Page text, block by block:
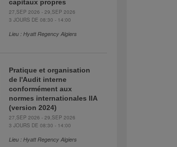
capitaux propres
27,SEP 2026 - 29,SEP 2026
3 JOURS DE 08:30 - 14:00
Lieu : Hyatt Regency Algiers
Pratique et organisation
de l'Audit interne
conformément aux
normes internationales IIA
(version 2024)
27,SEP 2026 - 29,SEP 2026
3 JOURS DE 08:30 - 14:00
Lieu : Hyatt Regency Algiers